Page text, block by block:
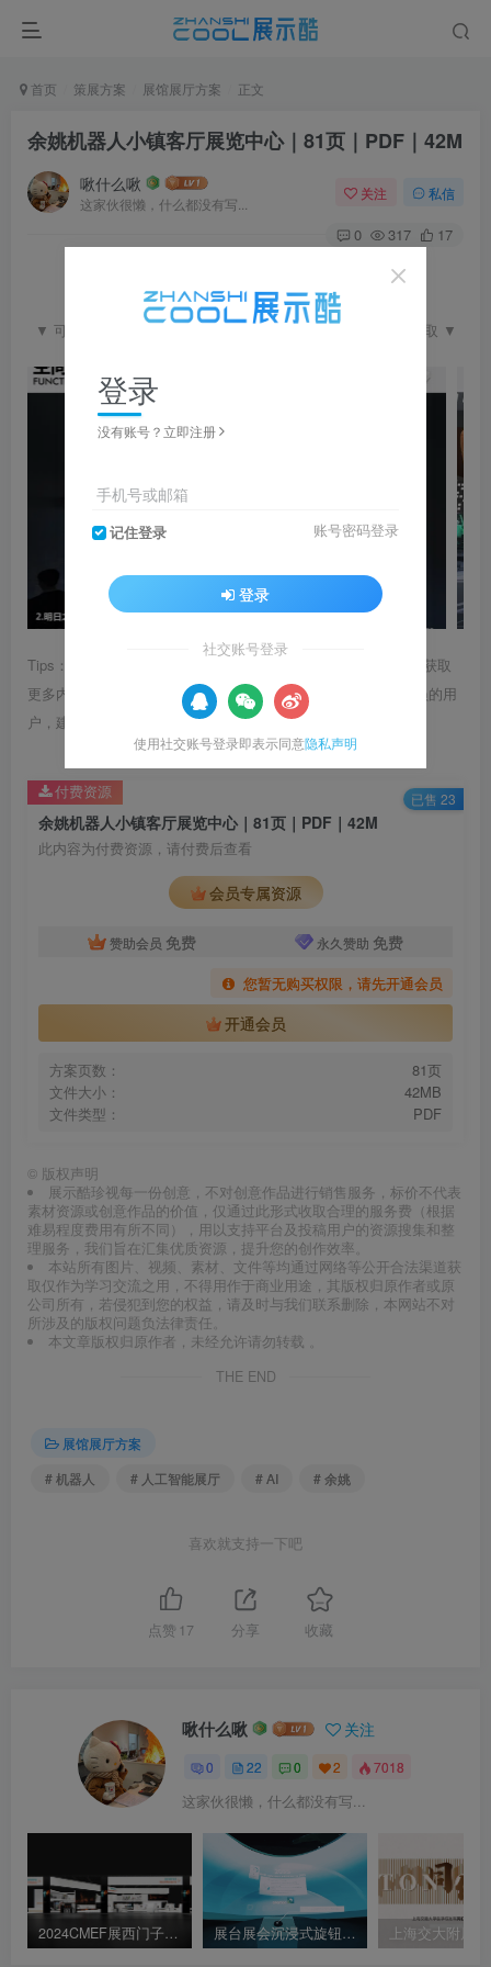
首页 策展方案 展馆展厅方案 正文
余姚机器人小镇客厅展览中心｜81页｜PDF｜42M
啾什么啾
这家伙很懒，什么都没有写...
关注 私信
0 317 17
▼ 可点击查看完整图片并左右滑动浏览，更多资料在下载区获取 ▼
Tips：1.内容图片或视频可能会有压缩，若文章提供下载服务，获取
更多内容（无展示酷水印）可在下方下载； 2.没有百度网盘会员的用
户，建议用123云盘可获得更快的下载速度。
余姚机器人小镇客厅展览中心｜81页｜PDF｜42M
此内容为付费资源，请付费后查看
会员专属资源
赞助会员 免费 永久赞助 免费
您暂无购买权限，请先开通会员
开通会员
方案页数：
81页
文件大小：
42MB
文件类型：
PDF
付费资源 已售 23
© 版权声明
展示酷珍视每一份创意，不对创意作品进行销售服务，标价不代表
素材资源或创意作品的价值，仅通过此形式收取合理的服务费（根据
难易程度费用有所不同），用以支持平台及投稿用户的资源搜集和整
理服务，我们旨在汇集优质资源，提升您的创作效率。
本站所有图片、视频、素材、文件等均通过网络等公开合法渠道获
取仅作为学习交流之用，不得用作于商业用途，其版权归原作者或原
公司所有，若侵犯到您的权益，请及时与我们联系删除，本网站不对
所涉及的版权问题负法律责任。
本文章版权归原作者，未经允许请勿转载 。
THE END
展馆展厅方案
# 机器人
# 人工智能展厅 # AI # 余姚
喜欢就支持一下吧
点赞 17 分享 收藏
啾什么啾 关注
0 22 0 2 7018
这家伙很懒，什么都没有写...
2024CMEF展西门子医疗参展效果图｜11P｜JPEG｜7M 展台展会沉浸式旋钮控制台联动环形屏互动装置
登录
没有账号？立即注册
手机号或邮箱
记住登录 账号密码登录
登录
社交账号登录
使用社交账号登录即表示同意隐私声明